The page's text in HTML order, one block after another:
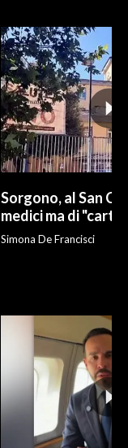
Sorgono, al San
medici ma di
Simona De Francisci